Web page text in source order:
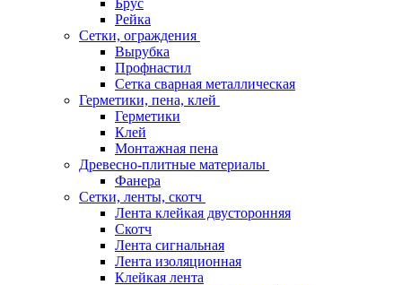
Брус
Рейка
Сетки, ограждения
Вырубка
Профнастил
Сетка сварная металлическая
Герметики, пена, клей
Герметики
Клей
Монтажная пена
Древесно-плитные материалы
Фанера
Сетки, ленты, скотч
Лента клейкая двусторонняя
Скотч
Лента сигнальная
Лента изоляционная
Клейкая лента